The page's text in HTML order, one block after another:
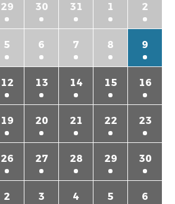
29 30 31 1 2
5 6 7 8 9
12 13 14 15 16
19 20 21 22 23
26 27 28 29 30
2 3 4 5 6